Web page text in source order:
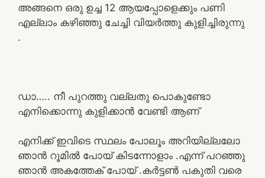
അങ്ങനെ ഒരു ഉച്ച 12 ആയപ്പോളെക്കും പണി
എല്ലാം കഴിഞ്ഞു ചേച്ചി വിയർത്തു കുളിച്ചിരുന്നു
.
ഡാ….. നീ പുറത്തു വല്ലതു പൊകുണ്ടോ
എനിക്കൊന്നു കുളിക്കാൻ വേണ്ടി ആണ്
എനിക്ക് ഇവിടെ സ്ഥലം പോലൂം അറിയില്ലലോ
ഞാൻ റൂമിൽ പോയ്‌ കിടന്നോളാം .എന്ന് പറഞ്ഞു
ഞാൻ അകത്തേക് പോയ്‌ .കർട്ടൺ പകുതി വരെ